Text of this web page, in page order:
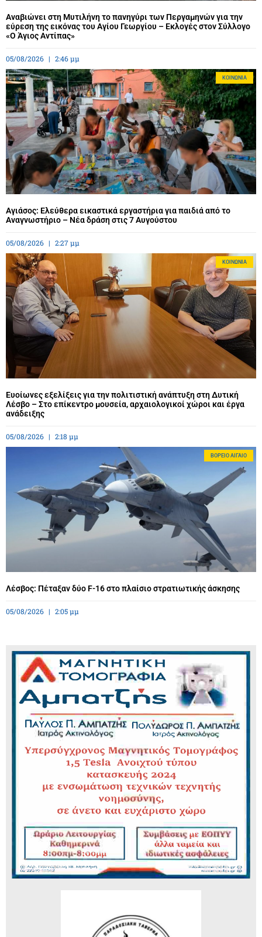
Αναβιώνει στη Μυτιλήνη το πανηγύρι των Περγαμηνών για την
εύρεση της εικόνας του Αγίου Γεωργίου – Εκλογές στον Σύλλογο
«Ο Άγιος Αντίπας»
05/08/2026 2:46 μμ
ΚΟΙΝΩΝΊΑ
Αγιάσος: Ελεύθερα εικαστικά εργαστήρια για παιδιά από το
Αναγνωστήριο – Νέα δράση στις 7 Αυγούστου
05/08/2026 2:27 μμ
ΚΟΙΝΩΝΊΑ
Ευοίωνες εξελίξεις για την πολιτιστική ανάπτυξη στη Δυτική
Λέσβο – Στο επίκεντρο μουσεία, αρχαιολογικοί χώροι και έργα
ανάδειξης
05/08/2026 2:18 μμ
BΌΡΕΙΟ ΑΙΓΑΊΟ
Λέσβος: Πέταξαν δύο F-16 στο πλαίσιο στρατιωτικής άσκησης
05/08/2026 2:05 μμ